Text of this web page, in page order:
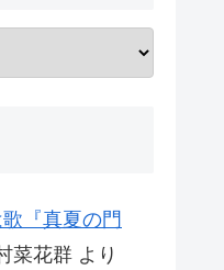
『真夏の門
菜花群 より